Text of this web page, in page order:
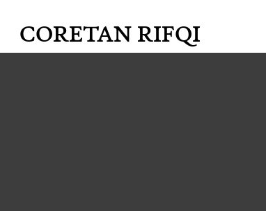
CORETAN RIFQI